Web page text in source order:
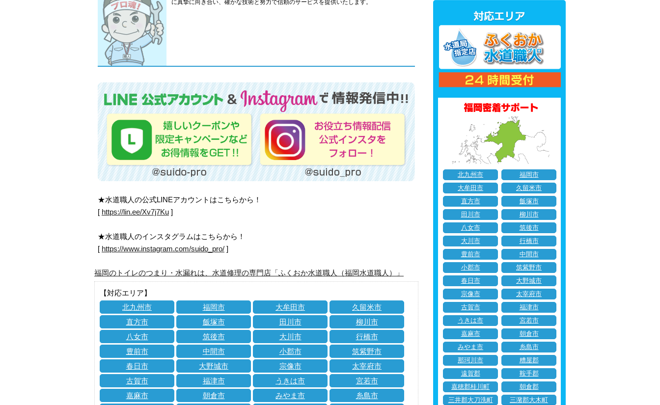
に真摯に向き合い、確かな技術と努力で信頼のサービスを提供いたします。
★水道職人の公式LINEアカウントはこちらから！
[ https://lin.ee/Xv7j7Ku ]
★水道職人のインスタグラムはこちらから！
[ https://www.instagram.com/suido_pro/ ]
福岡のトイレのつまり・水漏れは、水道修理の専門店「ふくおか水道職人（福岡水道職人）」
【対応エリア】
北九州市
福岡市 大牟田市
久留米市
直方市
飯塚市 田川市
柳川市
八女市
筑後市 大川市
行橋市
豊前市
中間市 小郡市
筑紫野市
春日市
大野城市 宗像市
太宰府市
古賀市
福津市 うきは市
宮若市
嘉麻市
朝倉市 みやま市
糸島市
北九州市
福岡市
大牟田市
久留米市
直方市
飯塚市
田川市
柳川市
八女市
筑後市
大川市
行橋市
豊前市
中間市
小郡市
筑紫野市
春日市
大野城市
宗像市
太宰府市
古賀市
福津市
うきは市
宮若市
嘉麻市
朝倉市
みやま市
糸島市
那珂川市
糟屋郡
遠賀郡
鞍手郡
嘉穂郡桂川町
朝倉郡
三井郡大刀洗町
三潴郡大木町